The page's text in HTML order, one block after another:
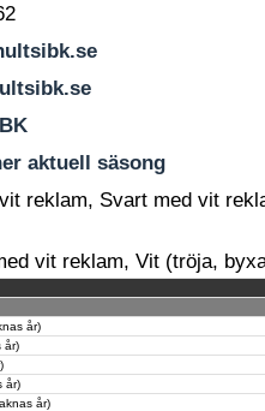
aktuell säsong
reklam, Svart med vit
vit reklam, Vit (tröja,
år)
år)
år)
år)